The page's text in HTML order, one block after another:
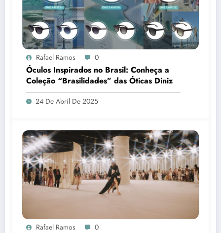
Rafael Ramos 0
Óculos Inspirados no Brasil: Conheça a
Coleção “Brasilidades” das Óticas Diniz
24 De Abril De 2025
Rafael Ramos 0